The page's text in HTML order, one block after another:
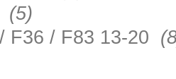
(5)
F36 / F83 13-20